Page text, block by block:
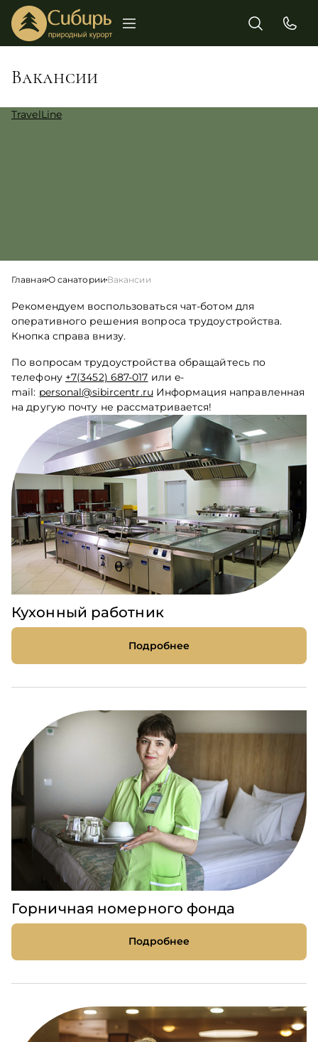
Вакансии
TravelLine
ГлавнаяО санаторииВакансии
Рекомендуем воспользоваться чат-ботом для
оперативного решения вопроса трудоустройства.
Кнопка справа внизу.
По вопросам трудоустройства обращайтесь по
телефону +7(3452) 687-017 или e-
mail: personal@sibircentr.ru Информация направленная
на другую почту не рассматривается!
Кухонный работник
Подробнее
Горничная номерного фонда
Подробнее